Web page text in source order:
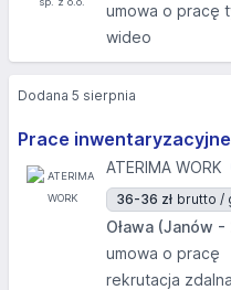
umowa o pracę
wideo
Prace
ATERIMA WORK
36-36 zł brutto /
Oława (Janów
umowa o pracę
rekrutacja zdalna
Dodana 5 sierpnia